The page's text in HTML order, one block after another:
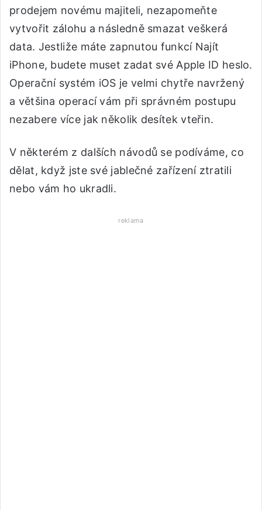
prodejem novému majiteli, nezapomeňte
vytvořit zálohu a následně smazat veškerá
data. Jestliže máte zapnutou funkcí Najít
iPhone, budete muset zadat své Apple ID heslo.
Operační systém iOS je velmi chytře navržený
a většina operací vám při správném postupu
nezabere více jak několik desítek vteřin.
V některém z dalších návodů se podíváme, co
dělat, když jste své jablečné zařízení ztratili
nebo vám ho ukradli.
reklama